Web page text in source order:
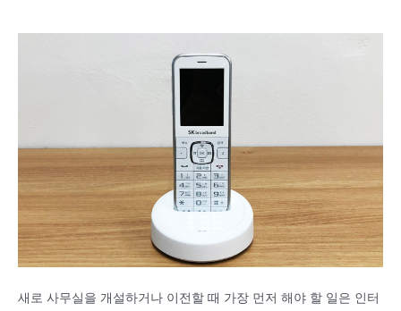
새로 사무실을 개설하거나 이전할 때 가장 먼저 해야 할 일은 인터